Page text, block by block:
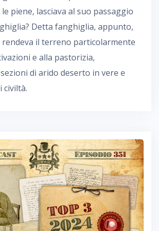
piene, lasciava al suo passaggio
Detta fanghiglia, appunto,
rendeva il terreno particolarmente
e alla pastorizia,
di arido deserto in vere e
civiltà.